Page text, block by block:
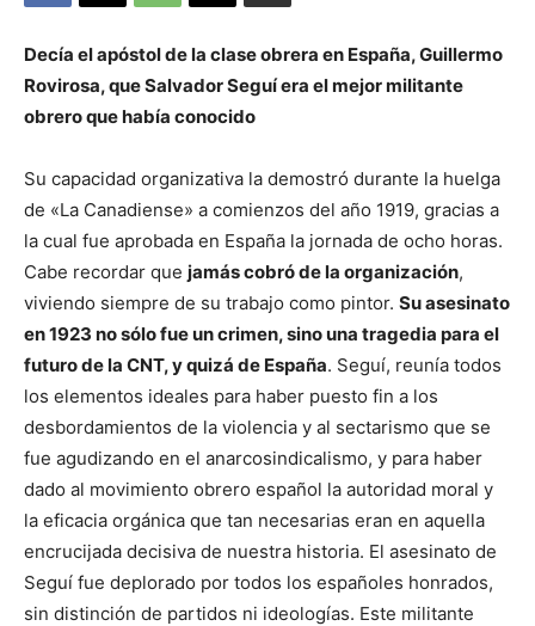
Decía el apóstol de la clase obrera en España, Guillermo
Rovirosa, que Salvador Seguí era el mejor militante
obrero que había conocido
Su capacidad organizativa la demostró durante la huelga
de «La Canadiense» a comienzos del año 1919, gracias a
la cual fue aprobada en España la jornada de ocho horas.
Cabe recordar que jamás cobró de la organización,
viviendo siempre de su trabajo como pintor. Su asesinato
en 1923 no sólo fue un crimen, sino una tragedia para el
futuro de la CNT, y quizá de España. Seguí, reunía todos
los elementos ideales para haber puesto fin a los
desbordamientos de la violencia y al sectarismo que se
fue agudizando en el anarcosindicalismo, y para haber
dado al movimiento obrero español la autoridad moral y
la eficacia orgánica que tan necesarias eran en aquella
encrucijada decisiva de nuestra historia. El asesinato de
Seguí fue deplorado por todos los españoles honrados,
sin distinción de partidos ni ideologías. Este militante